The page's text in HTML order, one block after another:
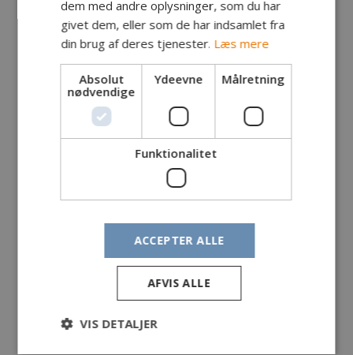
Så nu skulle det være.
Efter det skulle der fiskes og vi kørte ud til
Vejret var desværre ikke med os og de heftige
dem med andre oplysninger, som du har
givet dem, eller som de har indsamlet fra
din brug af deres tjenester. Læs mere
Absolut
nødvendige
Ydeevne Målretning
Funktionalitet
ACCEPTER ALLE
AFVIS ALLE
VIS DETALJER